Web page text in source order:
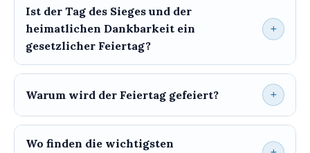
Ist der Tag des Sieges und der
heimatlichen Dankbarkeit ein
gesetzlicher Feiertag?
Warum wird der Feiertag gefeiert?
Wo finden die wichtigsten